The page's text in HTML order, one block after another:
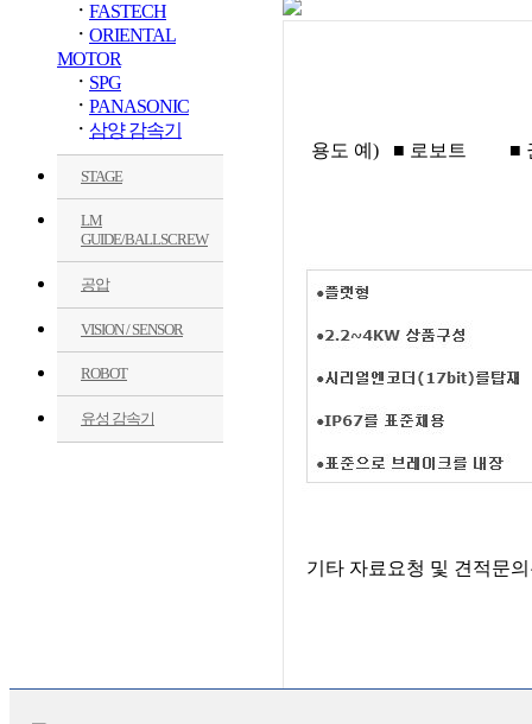
ㆍ FASTECH
ㆍ ORIENTAL
MOTOR
ㆍ SPG
ㆍ PANASONIC
ㆍ 삼양 감속기
STAGE
LM
GUIDE/BALLSCREW
공압
VISION / SENSOR
ROBOT
유성 감속기
용도 예) ■ 로보트 ■
기타 자료요청 및 견적문